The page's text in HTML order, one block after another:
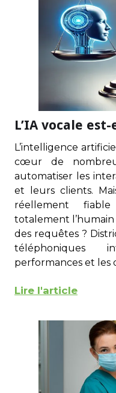
L’IA vocale
L’intelligence
cœur de
automatiser les
et leurs clients.
réellement
totalement l’humain
des requêtes ?
téléphoniques
performances et les
Lire l'article